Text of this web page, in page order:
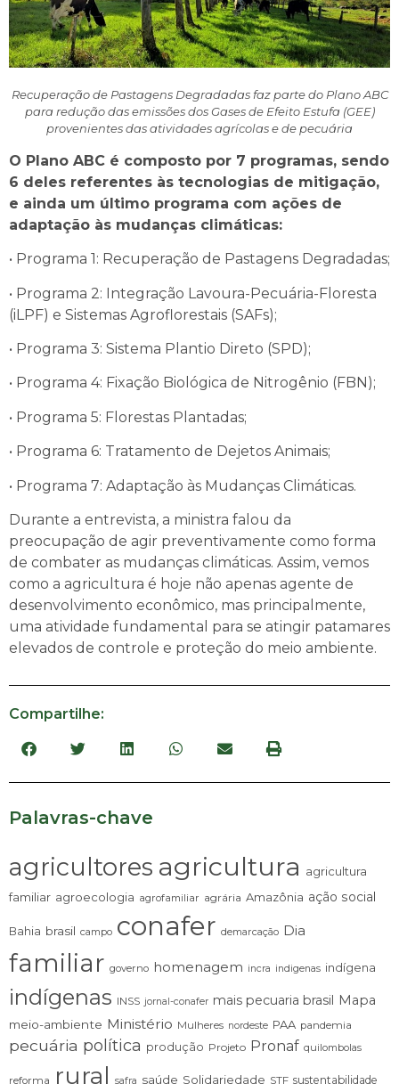
Recuperação de Pastagens Degradadas faz parte do Plano ABC
para redução das emissões dos Gases de Efeito Estufa (GEE)
provenientes das atividades agrícolas e de pecuária
O Plano ABC é composto por 7 programas, sendo
6 deles referentes às tecnologias de mitigação,
e ainda um último programa com ações de
adaptação às mudanças climáticas:
• Programa 1: Recuperação de Pastagens Degradadas;
• Programa 2: Integração Lavoura-Pecuária-Floresta
(iLPF) e Sistemas Agroflorestais (SAFs);
• Programa 3: Sistema Plantio Direto (SPD);
• Programa 4: Fixação Biológica de Nitrogênio (FBN);
• Programa 5: Florestas Plantadas;
• Programa 6: Tratamento de Dejetos Animais;
• Programa 7: Adaptação às Mudanças Climáticas.
Durante a entrevista, a ministra falou da
preocupação de agir preventivamente como forma
de combater as mudanças climáticas. Assim, vemos
como a agricultura é hoje não apenas agente de
desenvolvimento econômico, mas principalmente,
uma atividade fundamental para se atingir patamares
elevados de controle e proteção do meio ambiente.
Compartilhe:
Palavras-chave
agricultores agricultura agricultura
familiar agroecologia agrofamiliar agrária Amazônia ação social
Bahia brasil campo conafer demarcação Dia
familiar governo homenagem incra indigenas indígena
indígenas INSS jornal-conafer mais pecuaria brasil Mapa
meio-ambiente Ministério Mulheres nordeste PAA pandemia
pecuária política produção Projeto Pronaf quilombolas
reforma rural safra saúde Solidariedade STF sustentabilidade